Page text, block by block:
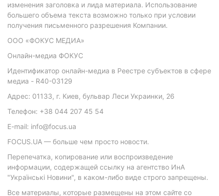
изменения заголовка и лида материала. Использование
большего объема текста возможно только при условии
получения письменного разрешения Компании.
ООО «ФОКУС МЕДИА»
Онлайн-медиа ФОКУС
Идентификатор онлайн-медиа в Реестре субъектов в сфере
медиа - R40-03129
Адрес: 01133, г. Киев, бульвар Леси Украинки, 26
Телефон: +38 044 207 45 54
E-mail: info@focus.ua
FOCUS.UA — больше чем просто новости.
Перепечатка, копирование или воспроизведение
информации, содержащей ссылку на агентство ИнА
"Українські Новини", в каком-либо виде строго запрещены.
Все материалы, которые размещены на этом сайте со